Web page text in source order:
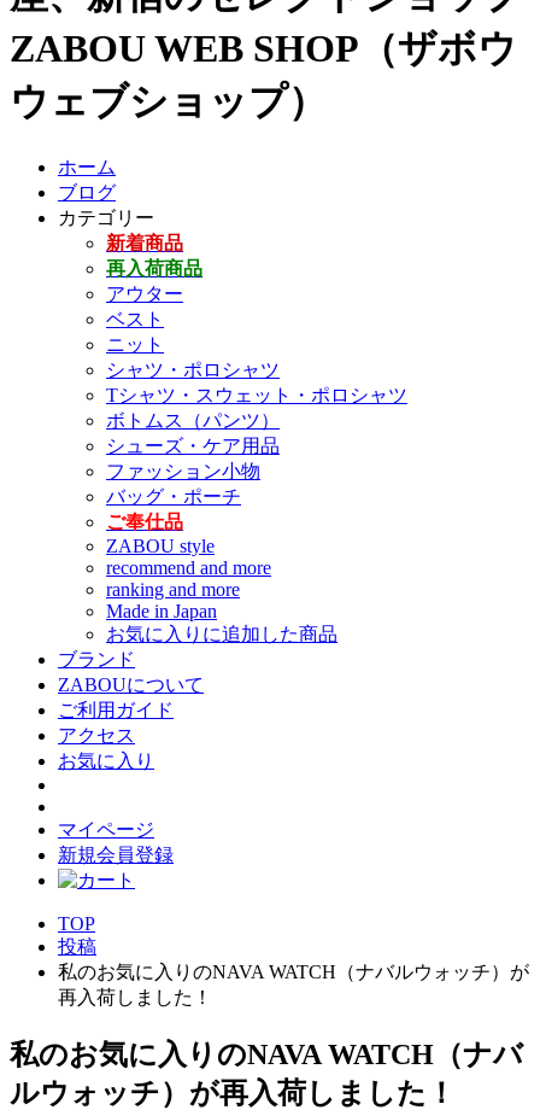
ZABOU WEB SHOP（ザボウ
ウェブショップ）
ホーム
ブログ
カテゴリー
新着商品
再入荷商品
アウター
ベスト
ニット
シャツ・ポロシャツ
Tシャツ・スウェット・ポロシャツ
ボトムス（パンツ）
シューズ・ケア用品
ファッション小物
バッグ・ポーチ
ご奉仕品
ZABOU style
recommend and more
ranking and more
Made in Japan
お気に入りに追加した商品
ブランド
ZABOUについて
ご利用ガイド
アクセス
お気に入り
マイページ
新規会員登録
TOP
投稿
私のお気に入りのNAVA WATCH（ナバルウォッチ）が
再入荷しました！
私のお気に入りのNAVA WATCH（ナバ
ルウォッチ）が再入荷しました！